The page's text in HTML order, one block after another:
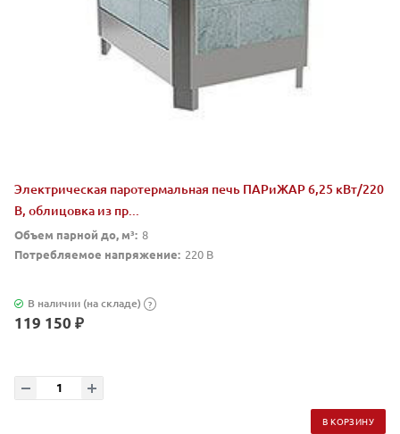
Электрическая паротермальная печь ПАРиЖАР 6,25 кВт/220
В, облицовка из пр...
Объем парной до, м³: 8
Потребляемое напряжение: 220 В
В наличии (на складе) ?
119 150 ₽
В КОРЗИНУ